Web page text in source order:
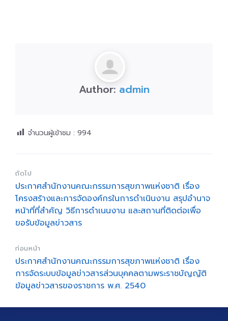
Author: admin
จำนวนผู้เข้าชม : 994
ถัดไป
ประกาศสำนักงานคณะกรรมการสุขภาพแห่งชาติ เรื่อง
โครงสร้างและการจัดองค์กรในการดำเนินงาน สรุปอำนาจ
หน้าที่ที่สำคัญ วิธีการดำเนนงาน และสถานที่ติดต่อเพื่อ
ขอรับข้อมูลข่าวสาร
ก่อนหน้า
ประกาศสำนักงานคณะกรรมการสุขภาพแห่งชาติ เรื่อง
การจัดระบบข้อมูลข่าวสารส่วนบุคคลตามพระราชบัญญัติ
ข้อมูลข่าวสารของราชการ พ.ศ. 2540